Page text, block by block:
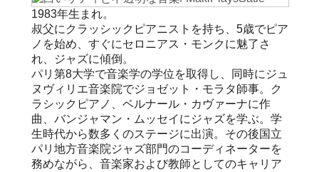
1983年生まれ。
叔父にクラッシックピアニストを持ち、5歳でピア
ノを始め、すぐにセロニアス・モンクに魅了さ
れ、ジャズに傾倒。
パリ第8大学で音楽学の学位を取得し、同時にジュ
ヌヴィリエ音楽院でジョゼット・モラタ師事。ク
ラシックピアノ、ベルナール・カヴァーナに作
曲、バンジャマン・ムッセイにジャズを学ぶ。学
生時代から数多くのステージに出演。その後国立
パリ地方音楽院ジャズ部門のコーディネーターを
務めながら、音楽家および教師としてのキャリア